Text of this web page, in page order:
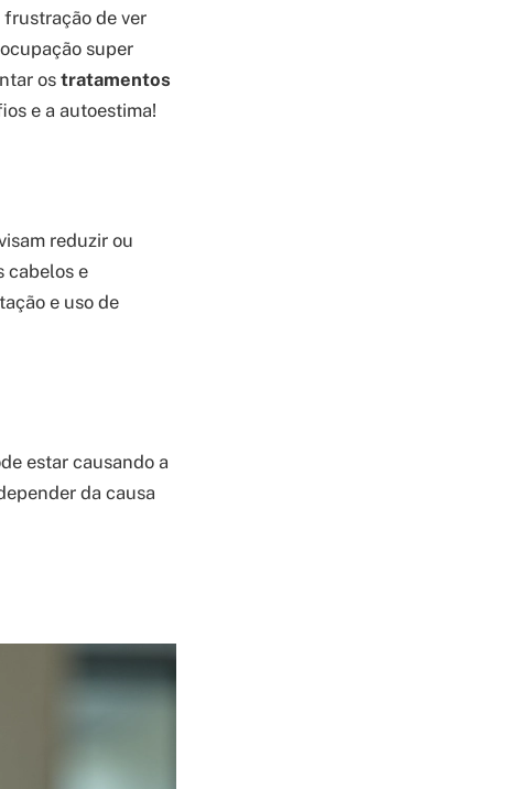
frustração de ver
super
os tratamentos
e a autoestima!
reduzir ou
cabelos e
e uso de
estar causando a
da causa